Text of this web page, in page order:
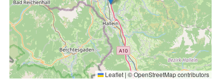
Leaflet | ©OpenStreetMapcontributors